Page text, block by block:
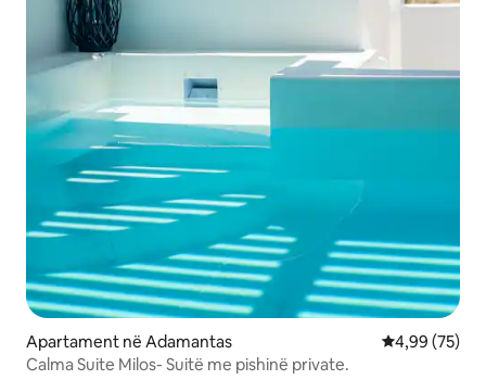
Apartament në Adamantas Vlerësimi
4,99 (75)
Calma Suite Milos- Suitë me pishinë private.